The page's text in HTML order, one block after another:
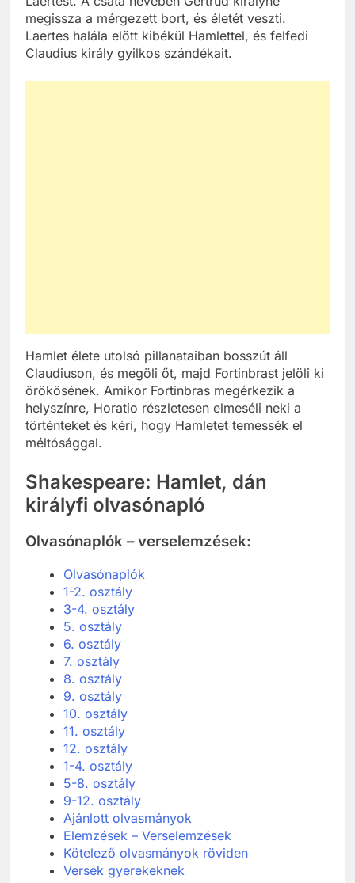
megissza a mérgezett bort, és életét veszti.
Laertes halála előtt kibékül Hamlettel, és felfedi
Claudius király gyilkos szándékait.
Hamlet élete utolsó pillanataiban bosszút áll
Claudiuson, és megöli őt, majd Fortinbrast jelöli ki
örökösének. Amikor Fortinbras megérkezik a
helyszínre, Horatio részletesen elmeséli neki a
történteket és kéri, hogy Hamletet temessék el
méltósággal.
Shakespeare: Hamlet, dán
királyfi olvasónapló
Olvasónaplók – verselemzések:
Olvasónaplók
1-2. osztály
3-4. osztály
5. osztály
6. osztály
7. osztály
8. osztály
9. osztály
10. osztály
11. osztály
12. osztály
1-4. osztály
5-8. osztály
9-12. osztály
Ajánlott olvasmányok
Elemzések – Verselemzések
Kötelező olvasmányok röviden
Versek gyerekeknek